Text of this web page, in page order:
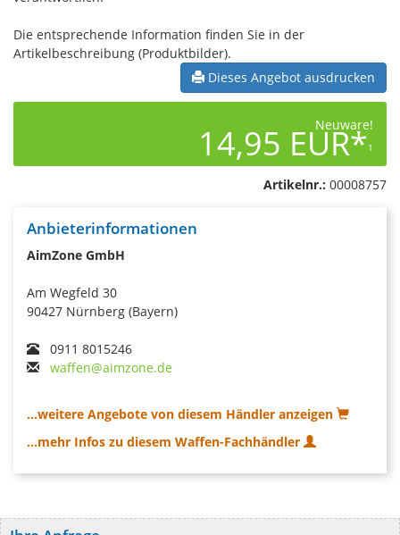
Die entsprechende Information finden Sie in der
Artikelbeschreibung (Produktbilder).
Dieses Angebot ausdrucken
Neuware!
14,95 EUR*1
Artikelnr.: 00008757
Anbieterinformationen
AimZone GmbH
Am Wegfeld 30
90427 Nürnberg (Bayern)
0911 8015246
waffen@aimzone.de
...weitere Angebote von diesem Händler anzeigen
...mehr Infos zu diesem Waffen-Fachhändler